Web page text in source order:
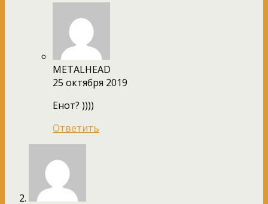
METALHEAD
25 октября 2019
Енот? ))))
Ответить